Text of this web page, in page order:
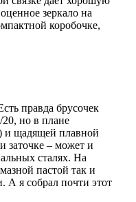
зеркало на
коробочке,
правда брусочек
но в плане
и щадящей плавной
заточке – может и
сталях. На
пастой так и
А я собрал почти этот